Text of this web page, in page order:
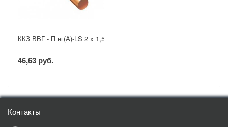
ККЗ ВВГ - П нг(А)-LS 2 х 1,5 ГОСТ
46,63 руб.
Контакты